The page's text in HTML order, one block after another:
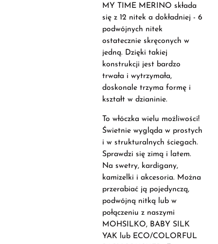
MY TIME MERINO składa
się z 12 nitek a dokładniej - 6
podwójnych nitek
ostatecznie skręconych w
jedną. Dzięki takiej
konstrukcji jest bardzo
trwała i wytrzymała,
doskonale trzyma formę i
kształt w dzianinie.
To włóczka wielu możliwości!
Świetnie wygląda w prostych
i w strukturalnych ściegach.
Sprawdzi się zimą i latem.
Na swetry, kardigany,
kamizelki i akcesoria. Można
przerabiać ją pojedynczą,
podwójną nitką lub w
połączeniu z naszymi
MOHSILKO, BABY SILK
YAK lub ECO/COLORFUL